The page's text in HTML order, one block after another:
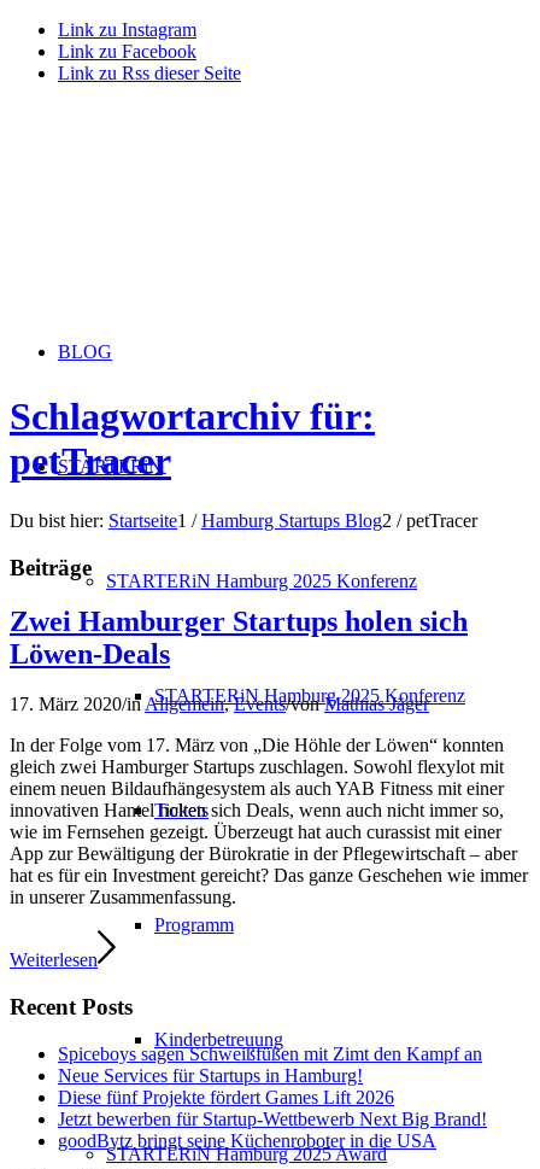
Link zu Instagram
Link zu Facebook
Link zu Rss dieser Seite
BLOG
STARTERiN
STARTERiN Hamburg 2025 Konferenz
STARTERiN Hamburg 2025 Konferenz
Tickets
Programm
Kinderbetreuung
STARTERiN Hamburg 2025 Award
Schlagwortarchiv für:
petTracer
Du bist hier: Startseite1 / Hamburg Startups Blog2 / petTracer
Beiträge
Zwei Hamburger Startups holen sich
Löwen-Deals
17. März 2020/inAllgemein,Events/vonMathias Jäger
In der Folge vom 17. März von „Die Höhle der Löwen“ konnten
gleich zwei Hamburger Startups zuschlagen. Sowohl flexylot mit
einem neuen Bildaufhängesystem als auch YAB Fitness mit einer
innovativen Hantel holten sich Deals, wenn auch nicht immer so,
wie im Fernsehen gezeigt. Überzeugt hat auch curassist mit einer
App zur Bewältigung der Bürokratie in der Pflegewirtschaft – aber
hat es für ein Investment gereicht? Das ganze Geschehen wie immer
in unserer Zusammenfassung.
Weiterlesen
Recent Posts
Spiceboys sagen Schweißfüßen mit Zimt den Kampf an
Neue Services für Startups in Hamburg!
Diese fünf Projekte fördert Games Lift 2026
Jetzt bewerben für Startup-Wettbewerb Next Big Brand!
goodBytz bringt seine Küchenroboter in die USA